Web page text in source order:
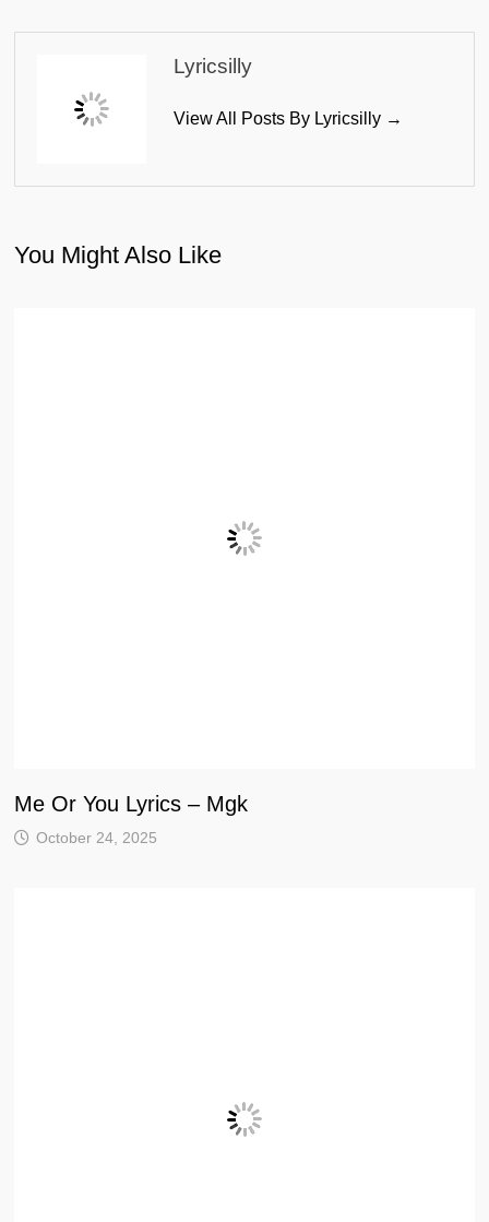
Lyricsilly
View All Posts By Lyricsilly →
You Might Also Like
Me Or You Lyrics – Mgk
October 24, 2025